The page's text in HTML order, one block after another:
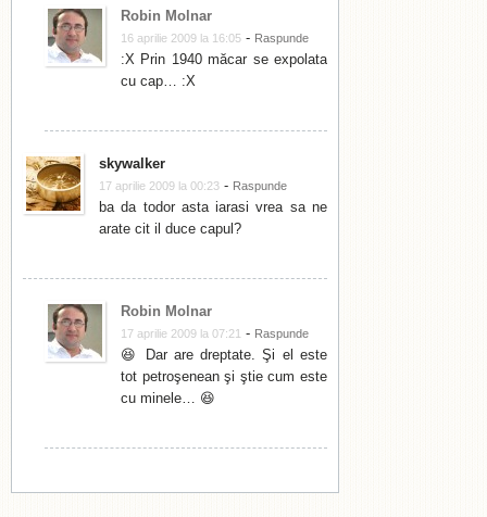
Robin Molnar
16 aprilie 2009 la 16:05 - Raspunde
:X Prin 1940 măcar se expolata
cu cap… :X
skywalker
17 aprilie 2009 la 00:23 - Raspunde
ba da todor asta iarasi vrea sa ne
arate cit il duce capul?
Robin Molnar
17 aprilie 2009 la 07:21 - Raspunde
😆 Dar are dreptate. Şi el este
tot petroşenean şi ştie cum este
cu minele… 😆